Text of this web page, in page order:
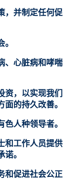
，并制定任何促
、心脏病和哮喘
资，以实现我们
的持久改善。
人种领导者。
和工作人员提供
。
和促进社会公正